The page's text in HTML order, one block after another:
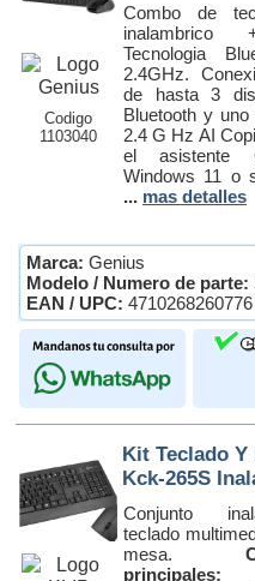
Codigo
1103040
Combo de
inalambrico
Tecnologia
2.4GHz.
de hasta 3
Bluetooth y
2.4 G Hz AI
el asistente
Windows 11 o
... mas detalles
Marca: Genius
Modelo / Numero de parte:
EAN / UPC: 4710268260776
Kit Teclado
Kck-265S
Conjunto
teclado
mesa.
principales: